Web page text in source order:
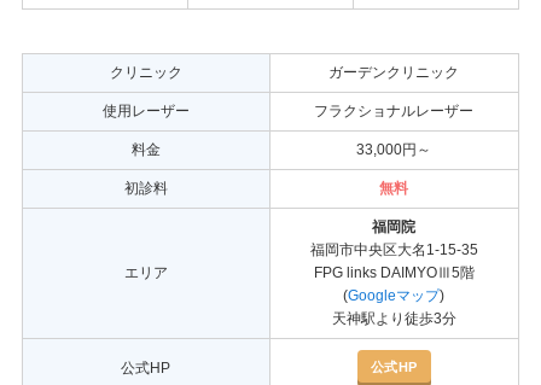
クリニック ガーデンクリニック
使用レーザー フラクショナルレーザー
料金 33,000円～
初診料 無料
エリア
福岡院
福岡市中央区大名1-15-35
FPG links DAIMYOⅢ5階
(Googleマップ)
天神駅より徒歩3分
公式HP 公式HP